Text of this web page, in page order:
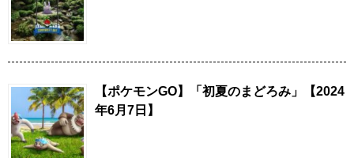
【ポケモンGO】「初夏のまどろみ」【2024
年6月7日】